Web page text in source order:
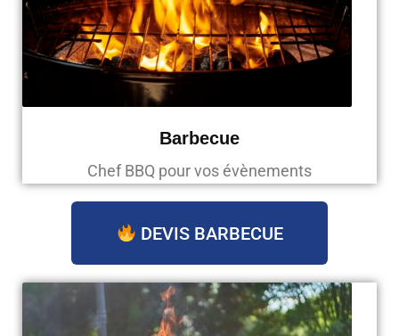
Barbecue
Chef BBQ pour vos évènements
DEVIS BARBECUE